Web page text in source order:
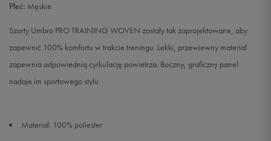
Płeć: Męskie
Szorty Umbro PRO TRAINING WOVEN zostały tak zaprojektowane, aby
zapewnić 100% komfortu w trakcie treningu. Lekki, przewiewny materiał
zapewnia odpowiednią cyrkulację powietrza. Boczny, graficzny panel
nadaje im sportowego stylu.
Materiał: 100% poliester